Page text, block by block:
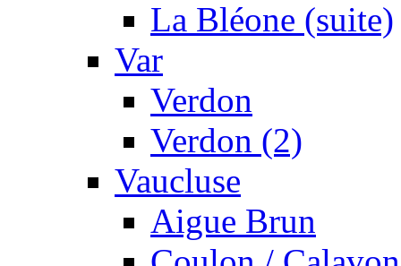
La Bléone (suite)
Var
Verdon
Verdon (2)
Vaucluse
Aigue Brun